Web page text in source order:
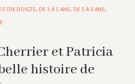
DIX DOIGTS, DE 3 À 5 ANS, DE 5 À 6 ANS,
et Patricia
histoire de